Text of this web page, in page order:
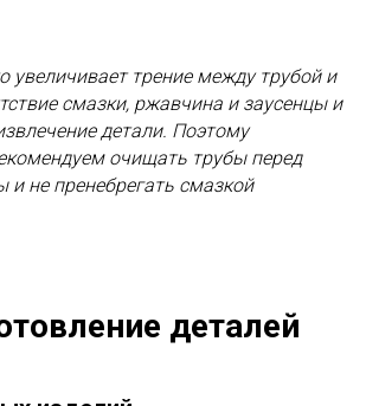
увеличивает трение между трубой и
смазки, ржавчина и заусенцы и
детали. Поэтому
очищать трубы перед
и не пренебрегать смазкой
деталей